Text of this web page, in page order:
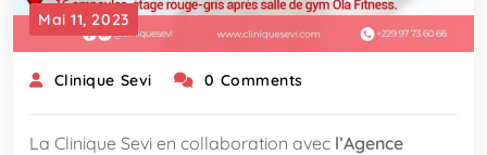
Mai 11, 2023
Clinique Sevi 0 Comments
La Clinique Sevi en collaboration avec l’Agence